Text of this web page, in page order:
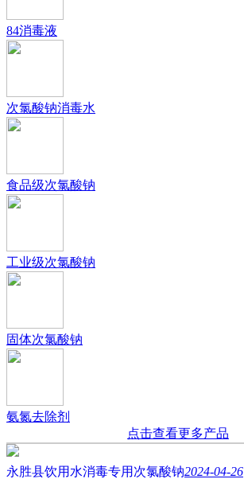
84消毒液
次氯酸钠消毒水
食品级次氯酸钠
工业级次氯酸钠
固体次氯酸钠
氨氮去除剂
点击查看更多产品
永胜县饮用水消毒专用次氯酸钠2024-04-26